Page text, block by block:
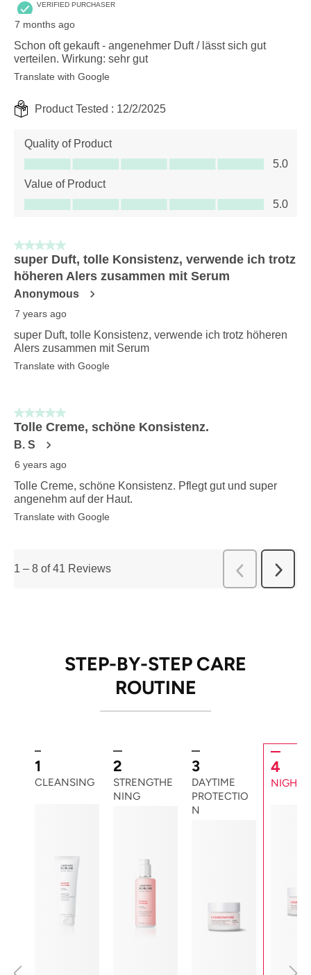
VERIFIED PURCHASER
7 months ago
Schon oft gekauft - angenehmer Duft / lässt sich gut
verteilen. Wirkung: sehr gut
Translate with Google
Product Tested : 12/2/2025
Quality of Product
Quality of Product, 5.0 out of 5
5.0
Value of Product
Value of Product, 5.0 out of 5
5.0
5 out of 5 stars.
super Duft, tolle Konsistenz, verwende ich trotz
höheren Alers zusammen mit Serum
Anonymous
7 years ago
super Duft, tolle Konsistenz, verwende ich trotz höheren
Alers zusammen mit Serum
Translate with Google
5 out of 5 stars.
Tolle Creme, schöne Konsistenz.
B. S
6 years ago
Tolle Creme, schöne Konsistenz. Pflegt gut und super
angenehm auf der Haut.
Translate with Google
1 – 8 of 41 Reviews
Previous
Reviews
Next
STEP-BY-STEP CARE
ROUTINE
1
CLEANSING
2
STRENGTHE
NING
3
DAYTIME
PROTECTIO
N
4
NIGHT